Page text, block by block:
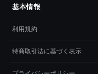
基本情報
利用規約
特商取引法に基づく表示